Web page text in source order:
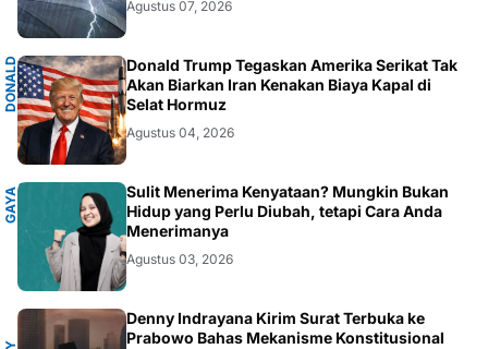
Agustus 07, 2026
D
O
N
AL
D
T
R
U
MP
Donald Trump Tegaskan Amerika Serikat Tak
Akan Biarkan Iran Kenakan Biaya Kapal di
Selat Hormuz
Agustus 04, 2026
G
A
Y
A
H
I
D
UP
Sulit Menerima Kenyataan? Mungkin Bukan
Hidup yang Perlu Diubah, tetapi Cara Anda
Menerimanya
Agustus 03, 2026
Denny Indrayana Kirim Surat Terbuka ke
Prabowo Bahas Mekanisme Konstitusional